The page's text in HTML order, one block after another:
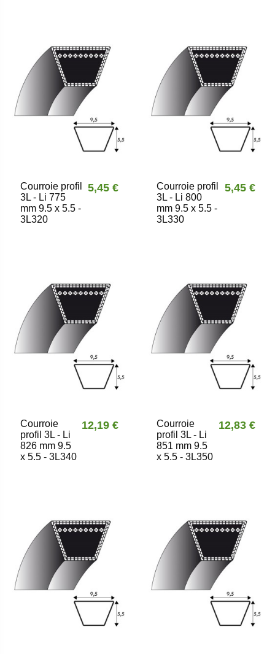
Courroie profil
3L - Li 775
mm 9.5 x 5.5 -
3L320
5,45 €
Courroie profil
3L - Li 800
mm 9.5 x 5.5 -
3L330
5,45 €
Courroie
profil 3L - Li
826 mm 9.5
x 5.5 - 3L340
12,19 €
Courroie
profil 3L - Li
851 mm 9.5
x 5.5 - 3L350
12,83 €